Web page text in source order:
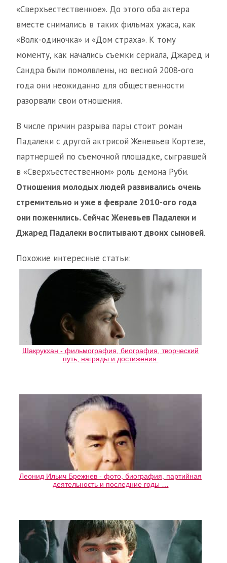
«Сверхъестественное». До этого оба актера
вместе снимались в таких фильмах ужаса, как
«Волк-одиночка» и «Дом страха». К тому
моменту, как начались съемки сериала, Джаред и
Сандра были помолвлены, но весной 2008-ого
года они неожиданно для общественности
разорвали свои отношения.
В числе причин разрыва пары стоит роман
Падалеки с другой актрисой Женевьев Кортезе,
партнершей по съемочной площадке, сыгравшей
в «Сверхъестественном» роль демона Руби.
Отношения молодых людей развивались очень
стремительно и уже в феврале 2010-ого года
они поженились. Сейчас Женевьев Падалеки и
Джаред Падалеки воспитывают двоих сыновей.
Похожие интересные статьи:
Шакрукхан - фильмография, биография, творческий
путь, награды и достижения.
Леонид Ильич Брежнев - фото, биография, партийная
деятельность и последние годы …